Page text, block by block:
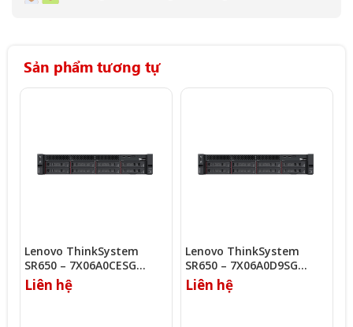
Sản phẩm tương tự
Lenovo ThinkSystem
SR650 – 7X06A0CESG
(Silver 4208/16GB/930-8i)
Liên hệ
Lenovo ThinkSystem
SR650 – 7X06A0D9SG
(Gold 6242/16GB/930-8i)
Liên hệ